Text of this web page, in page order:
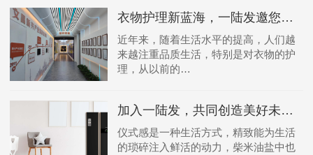
衣物护理新蓝海，一陆发邀您合作共赢！
近年来，随着生活水平的提高，人们越
来越注重品质生活，特别是对衣物的护
理，从以前的…
加入一陆发，共同创造美好未来！
仪式感是一种生活方式，精致能为生活
的琐碎注入鲜活的动力，柴米油盐中也